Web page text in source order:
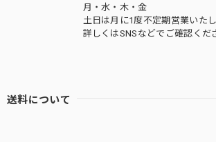
月・水・木・金
土日は月に1度不定期営業いたし
詳しくはSNSなどでご確認くだ
送料について